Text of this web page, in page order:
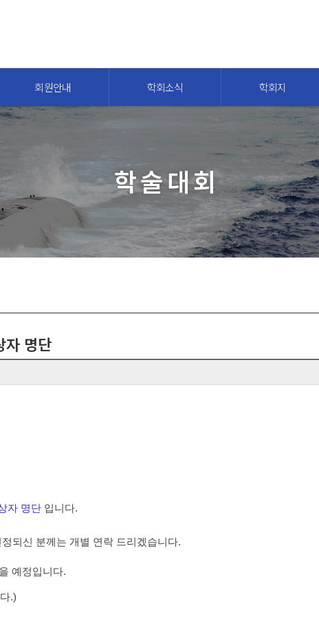
회원안내 학회소식 학회지
학술대회
자 명단
자 명단 입니다.
되신 분께는 개별 연락 드리겠습니다.
예정입니다.
.)